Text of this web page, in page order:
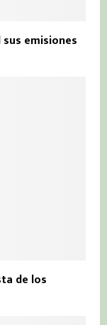
emisiones
de los